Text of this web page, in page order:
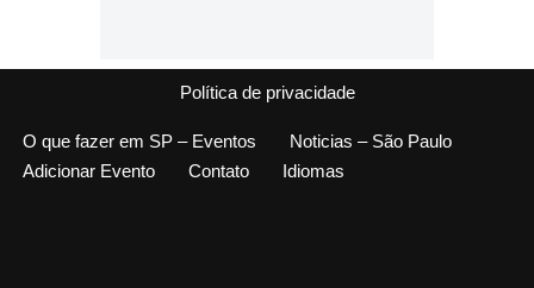
Política de privacidade
O que fazer em SP – Eventos
Noticias – São Paulo
Adicionar Evento
Contato Idiomas